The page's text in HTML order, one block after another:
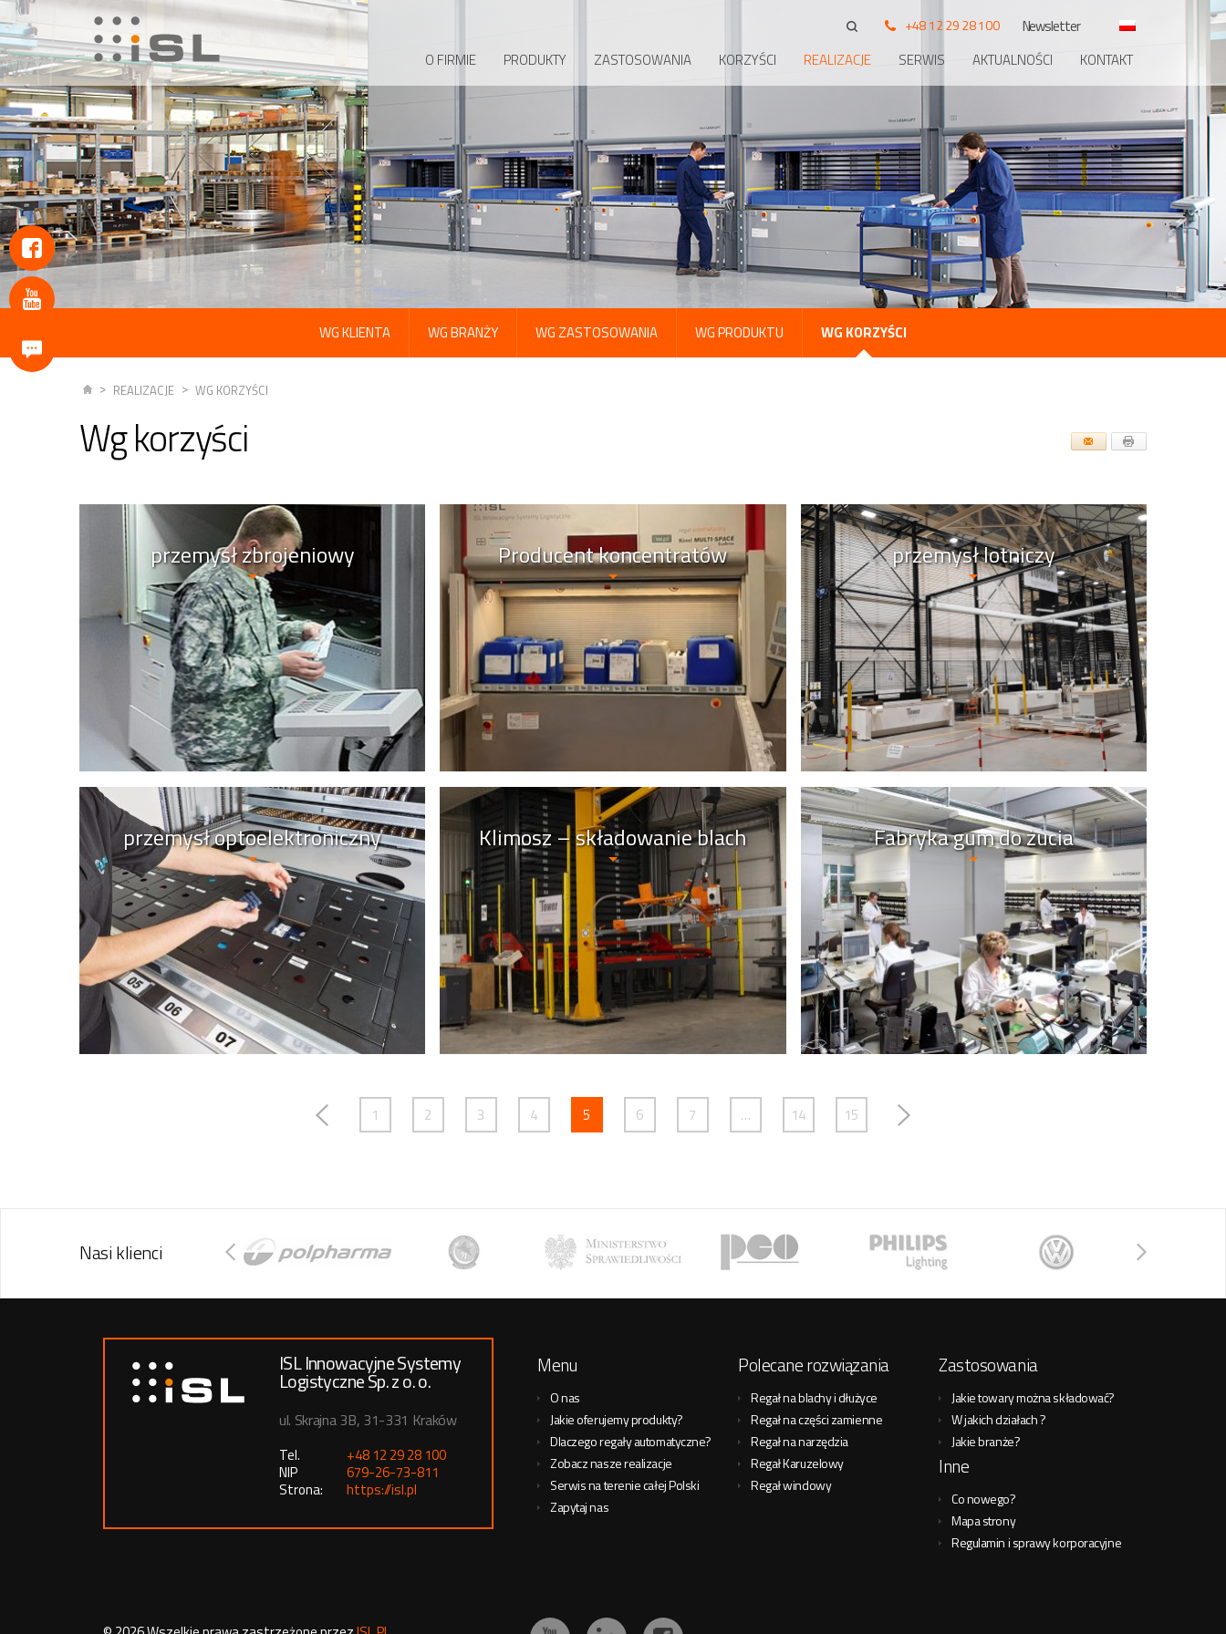
+48 12 29 28 100
Newsletter
O FIRMIE
PRODUKTY ZASTOSOWANIA KORZYŚCI REALIZACJE SERWIS AKTUALNOŚCI KONTAKT
WG KLIENTA WG BRANŻY WG ZASTOSOWANIA WG PRODUKTU WG KORZYŚCI
REALIZACJE WG KORZYŚCI
Wg korzyści
przemysł zbrojeniowy Producent koncentratów przemysł lotniczy
przemysł optoelektroniczny Klimosz – składowanie blach Fabryka gum do żucia
1 2 3 4 5 6 7 … 14 15
Nasi klienci
ISL Innowacyjne Systemy
Logistyczne Sp. z o. o.
ul. Skrajna 3B, 31-331 Kraków
Tel.
+48 12 29 28 100
NIP
679-26-73-811
Strona:
https://isl.pl
Menu
O nas
Jakie oferujemy produkty?
Dlaczego regały automatyczne?
Zobacz nasze realizacje
Serwis na terenie całej Polski
Zapytaj nas
Polecane rozwiązania
Regał na blachy i dłużyce
Regał na części zamienne
Regał na narzędzia
Regał Karuzelowy
Regał windowy
Zastosowania
Jakie towary można składować?
W jakich działach ?
Jakie branże?
Inne
Co nowego?
Mapa strony
Regulamin i sprawy korporacyjne